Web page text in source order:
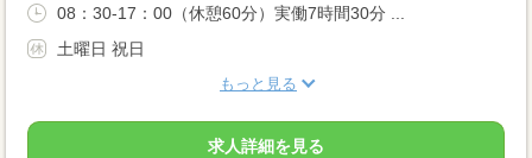
08：30-17：00（休憩60分）実働7時間30分 ...
土曜日 祝日
もっと見る
求人詳細を見る